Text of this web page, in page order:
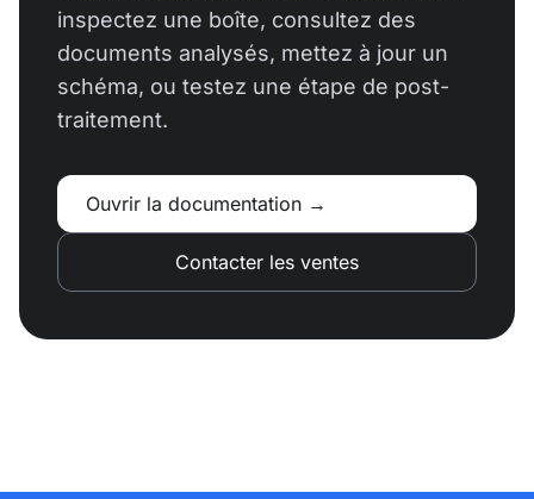
inspectez une boîte, consultez des
documents analysés, mettez à jour un
schéma, ou testez une étape de post-
traitement.
Ouvrir la documentation →
Contacter les ventes